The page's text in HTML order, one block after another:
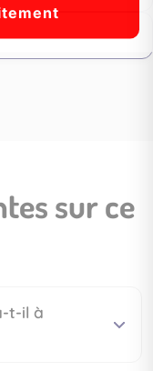
sur ce
t-il à